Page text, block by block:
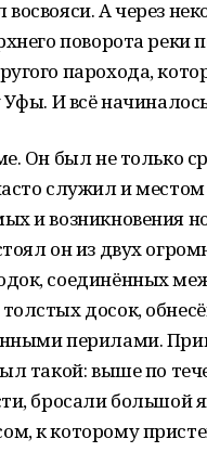
А через
поворота реки
парохода,
Уфы. И всё
Он был не только
служил и местом
и возникновения
он из двух
соединённых
досок,
перилами.
такой: выше по
бросали большой
к которому